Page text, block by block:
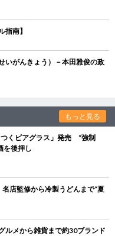
南】
がんきょう）－本田雅俊の政
もっと見る
くビアグラス」発売 “強制
を後押し
店監修から冷製うどんまで“夏
メから雑貨まで約30ブランド